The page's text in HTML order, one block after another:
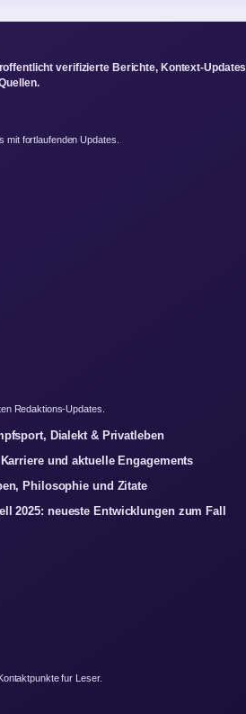
verifizierte Berichte, Kontext-Updates
mit fortlaufenden Updates.
Redaktions-Updates.
Dialekt & Privatleben
und aktuelle Engagements
Philosophie und Zitate
2025: neueste Entwicklungen zum Fall
fur Leser.